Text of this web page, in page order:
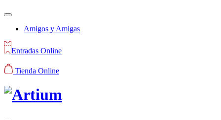
Amigos y Amigas
Entradas Online
Tienda Online